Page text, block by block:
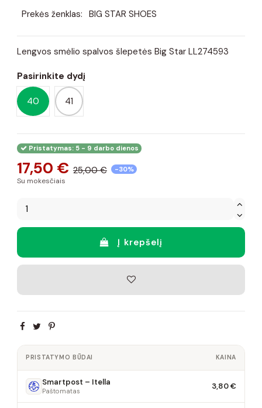
Prekės ženklas: BIG STAR SHOES
Lengvos smėlio spalvos šlepetės Big Star LL274593
Pasirinkite dydį
40 41
Pristatymas: 5 - 9 darbo dienos
17,50 € 25,00 € -30%
Su mokesčiais
Į krepšelį
PRISTATYMO BŪDAI KAINA
Smartpost – Itella
Paštomatas 3,80 €